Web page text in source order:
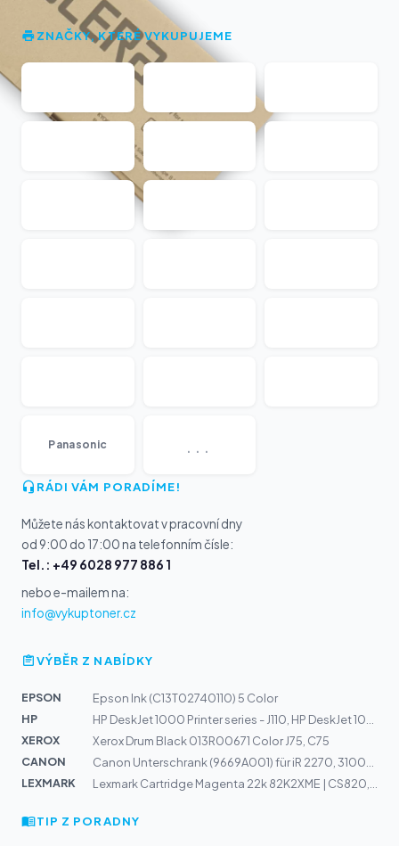
ZNAČKY, KTERÉ VYKUPUJEME
Panasonic ...
RÁDI VÁM PORADÍME!
Můžete nás kontaktovat v pracovní dny
od 9:00 do 17:00 na telefonním čísle:
Tel.: +49 6028 977 886 1
nebo e-mailem na:
info@vykuptoner.cz
VÝBĚR Z NABÍDKY
EPSON
Epson Ink (C13T02740110) 5 Color
HP
XEROX
Xerox Drum Black 013R00671 Color J75, C75
CANON
LEXMARK
TIP Z PORADNY